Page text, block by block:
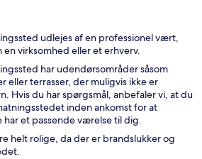
udlejes af en professionel vært,
en virksomhed eller et erhverv.
har udendørsområder såsom
eller terrasser, der muligvis ikke er
Hvis du har spørgsmål, anbefaler vi, at du
inden ankomst for at
et passende værelse til dig.
helt rolige, da der er brandslukker og